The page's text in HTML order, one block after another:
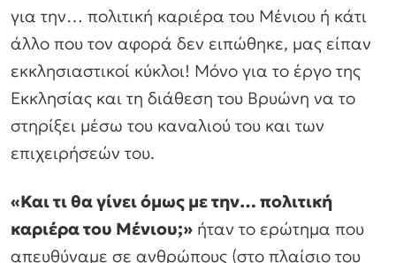
για την… πολιτική καριέρα του Μένιου ή κάτι
άλλο που τον αφορά δεν ειπώθηκε, μας είπαν
εκκλησιαστικοί κύκλοι! Μόνο για το έργο της
Εκκλησίας και τη διάθεση του Βρυώνη να το
στηρίξει μέσω του καναλιού του και των
επιχειρήσεών του.
«Και τι θα γίνει όμως με την… πολιτική
καριέρα του Μένιου;» ήταν το ερώτημα που
απευθύναμε σε ανθρώπους (στο πλαίσιο του